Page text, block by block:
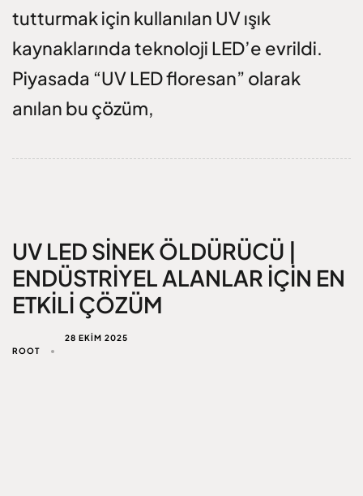
tutturmak için kullanılan UV ışık
kaynaklarında teknoloji LED’e evrildi.
Piyasada “UV LED floresan” olarak
anılan bu çözüm,
UV LED SINEK ÖLDÜRÜCÜ |
ENDÜSTRIYEL ALANLAR İÇIN EN
ETKILI ÇÖZÜM
ROOT
28 EKIM 2025